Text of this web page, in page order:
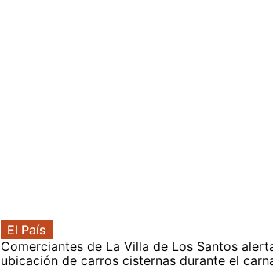
El País
Comerciantes de La Villa de Los Santos
ubicación de carros cisternas durante el